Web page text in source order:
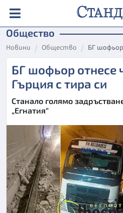
Общество
Новини Общество БГ
БГ шофьор отнесе
Гърция с тира си
Станало голямо
„Егнатия“